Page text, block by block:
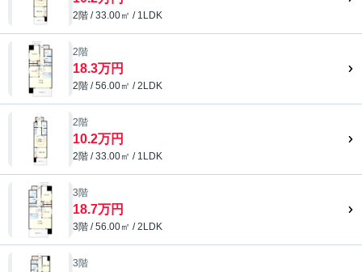
2階 / 33.00㎡ / 1LDK
2階
18.3万円
2階 / 56.00㎡ / 2LDK
2階
10.2万円
2階 / 33.00㎡ / 1LDK
3階
18.7万円
3階 / 56.00㎡ / 2LDK
3階